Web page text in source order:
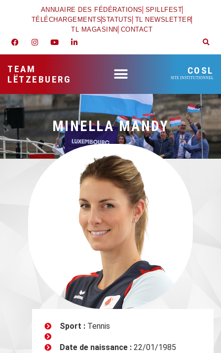
ANNUAIRE DES FÉDÉRATIONS SPILLFEST
TÉLÉCHARGEMENTSSTATUTS TL NEWSLETTER
TL MAGASINN CONTACT
TEAM
LËTZEBUERG
COSL
SITE INSTITUTIONNEL
MINELLA MANDY
Sport :Tennis
Date de naissance :22/01/1985